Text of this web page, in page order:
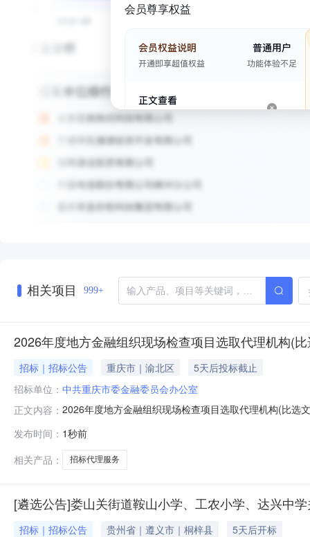
会员尊享权益
相关项目 999+
2026年度地方金融组织现场检查项目选取代理机构(
招标｜招标公告 重庆市｜渝北区
5天后投标截止
招标单位： 中共重庆市委金融委员会办公室
正文内容： 2026年度地方金融组织现场检查项目选取代理机构(比选
发布时间： 1秒前
相关产品：
招标代理服务
[遴选公告]娄山关街道鞍山小学、工农小学、达兴中
招标｜招标公告 贵州省｜遵义市｜桐梓县
5天后开标